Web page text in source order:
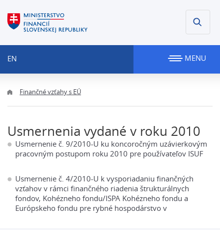
EN MENU
Finančné vzťahy s EÚ
Usmernenia vydané v roku 2010
Usmernenie č. 9/2010-U ku koncoročným uzávierkovým
pracovným postupom roku 2010 pre používateľov ISUF
Usmernenie č. 4/2010-U k vysporiadaniu finančných
vzťahov v rámci finančného riadenia štrukturálnych
fondov, Kohézneho fondu/ISPA Kohézneho fondu a
Európskeho fondu pre rybné hospodárstvo v